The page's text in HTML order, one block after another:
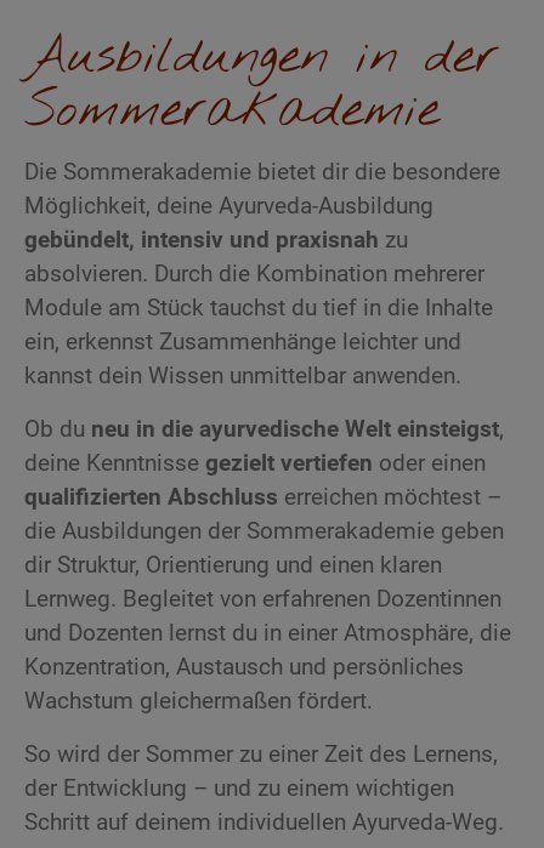
unterstützend und
voller Wärme. Eine
wunderbare Erfahrung,
die ich jedem nur
empfehlen kann!
Ausbildungen in der
Sommerakademie
Die Sommerakademie bietet dir die besondere
Möglichkeit, deine Ayurveda-Ausbildung
gebündelt, intensiv und praxisnah zu
absolvieren. Durch die Kombination mehrerer
Module am Stück tauchst du tief in die Inhalte
ein, erkennst Zusammenhänge leichter und
kannst dein Wissen unmittelbar anwenden.
Ob du neu in die ayurvedische Welt einsteigst,
deine Kenntnisse gezielt vertiefen oder einen
qualifizierten Abschluss erreichen möchtest –
die Ausbildungen der Sommerakademie geben
dir Struktur, Orientierung und einen klaren
Lernweg. Begleitet von erfahrenen Dozentinnen
und Dozenten lernst du in einer Atmosphäre, die
Konzentration, Austausch und persönliches
Wachstum gleichermaßen fördert.
So wird der Sommer zu einer Zeit des Lernens,
der Entwicklung – und zu einem wichtigen
Schritt auf deinem individuellen Ayurveda-Weg.